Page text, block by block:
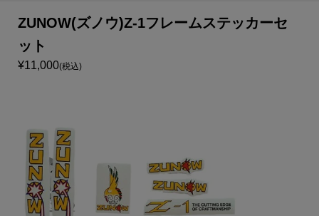
ZUNOW(ズノウ)Z-1フレームステッカーセ
ット
¥11,000(税込)